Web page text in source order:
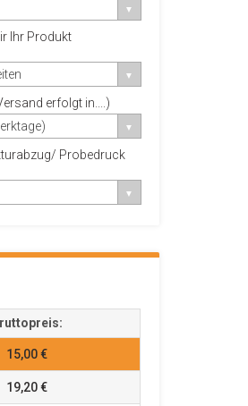
Ihr Produkt
erfolgt in....)
Probedruck
15,00 €
19,20 €